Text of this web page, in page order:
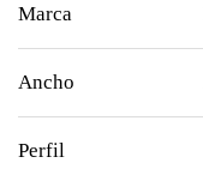
Marca
Ancho
Perfil